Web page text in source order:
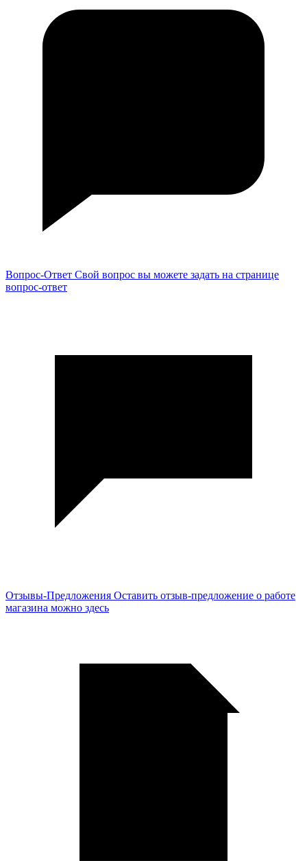
Вопрос-Ответ Свой вопрос вы можете задать на странице
вопрос-ответ
Отзывы-Предложения Оставить отзыв-предложение о работе
магазина можно здесь